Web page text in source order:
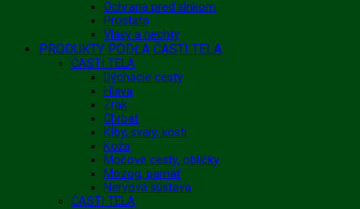
Ochrana pred slnkom
Prostata
Vlasy a nechty
PRODUKTY PODĽA ČASTI TELA
ČASTI TELA
Dýchacie cesty
Hlava
Zrak
Chrbát
Kĺby, svaly, kosti
Koža
Močové cesty, obličky
Mozog, pamäť
Nervová sústava
ČASTI TELA